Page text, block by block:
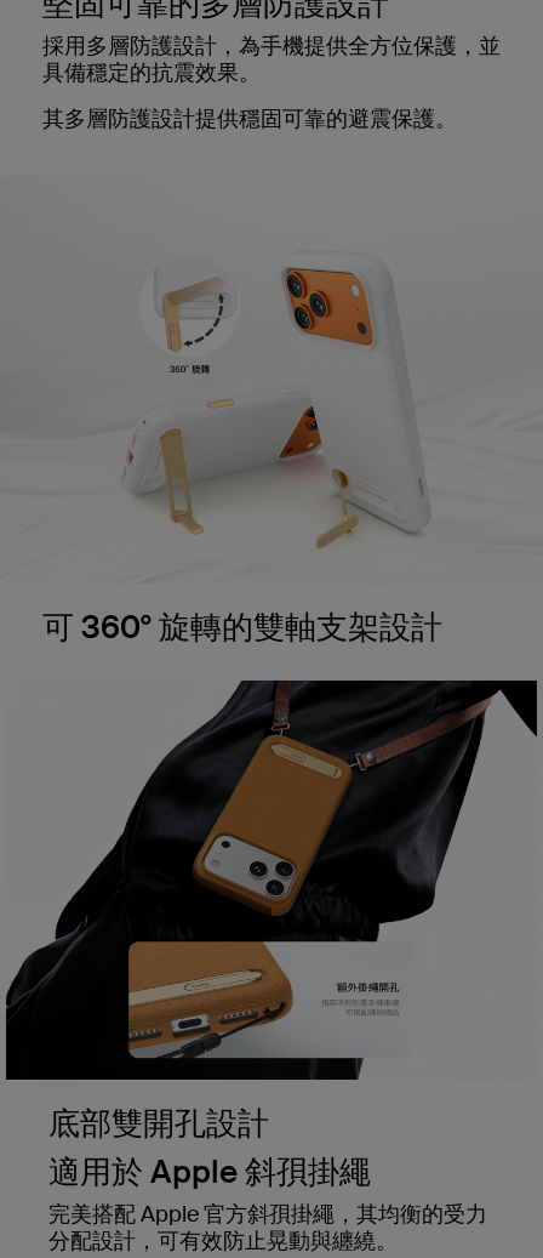
採用多層防護設計，為手機提供全方位保護，並
具備穩定的抗震效果。
其多層防護設計提供穩固可靠的避震保護。
可 360° 旋轉的雙軸支架設計
底部雙開孔設計
適用於 Apple 斜孭掛繩
完美搭配 Apple 官方斜孭掛繩，其均衡的受力
分配設計，可有效防止晃動與纏繞。